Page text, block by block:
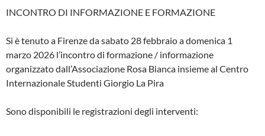
INCONTRO DI INFORMAZIONE E FORMAZIONE
Si è tenuto a Firenze da sabato 28 febbraio a domenica 1
marzo 2026 l’incontro di formazione / informazione
organizzato dall’Associazione Rosa Bianca insieme al Centro
Internazionale Studenti Giorgio La Pira
Sono disponibili le registrazioni degli interventi: